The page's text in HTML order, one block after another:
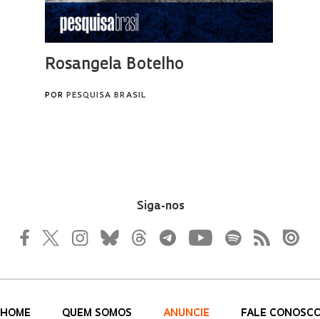
Siga-nos
HOME QUEM SOMOS ANUNCIE FALE